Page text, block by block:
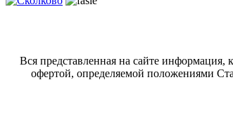
Вся представленная на сайте информация,
офертой, определяемой положениями